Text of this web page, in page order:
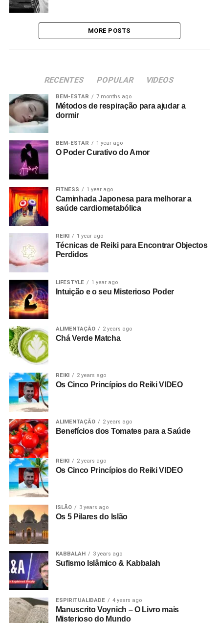
MORE POSTS
RECENTES POPULAR VIDEOS
BEM-ESTAR 7 months ago
Métodos de respiração para ajudar a
dormir
BEM-ESTAR 1 year ago
O Poder Curativo do Amor
FITNESS 1 year ago
Caminhada Japonesa para melhorar a
saúde cardiometabólica
REIKI 1 year ago
Técnicas de Reiki para Encontrar Objectos
Perdidos
LIFESTYLE 1 year ago
Intuição e o seu Misterioso Poder
ALIMENTAÇÃO 2 years ago
Chá Verde Matcha
REIKI 2 years ago
Os Cinco Princípios do Reiki VIDEO
ALIMENTAÇÃO 2 years ago
Benefícios dos Tomates para a Saúde
REIKI 2 years ago
Os Cinco Princípios do Reiki VIDEO
ISLÃO 3 years ago
Os 5 Pilares do Islão
KABBALAH 3 years ago
Sufismo Islâmico & Kabbalah
ESPIRITUALIDADE 4 years ago
Manuscrito Voynich – O Livro mais
Misterioso do Mundo